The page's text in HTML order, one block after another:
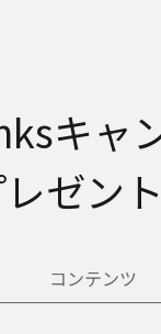
キャ
ゼント
コンテンツ